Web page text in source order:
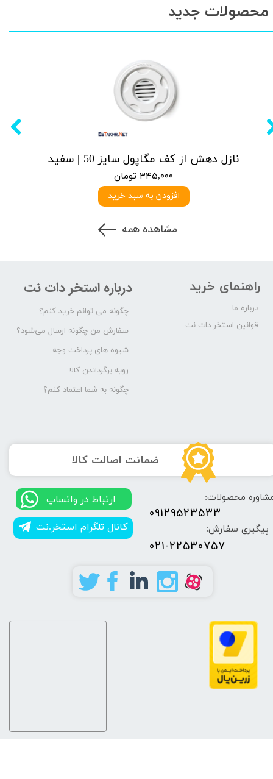
نازل دهش از کف مگاپول سایز 50 | سفید
۳۴۵,۰۰۰ تومان
افزودن به سبد خرید
محصولات جدید
مشاهده همه
راهنمای خرید درباره استخر دات نت
درباره ما
قوانین استخر دات نت
چگونه می توانم خرید کنم؟
سفارش من چگونه ارسال می‌شود؟
شیوه های پرداخت وجه
رویه برگرداندن کالا
چگونه به شما اعتماد کنم؟
پیگیری سفارش:
021-22530757
کانال تلگرام استخر.نت
محصولات:
09129523533
​​ارتباط در واتساپ
​ضمانت اصالت کالا